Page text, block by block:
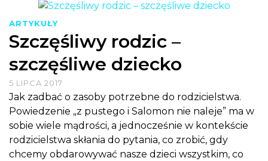
ARTYKUŁY
Szczęśliwy rodzic –
szczęśliwe dziecko
5 LIPCA 2017
Jak zadbać o zasoby potrzebne do rodzicielstwa.
Powiedzenie „z pustego i Salomon nie naleje” ma w
sobie wiele mądrości, a jednocześnie w kontekście
rodzicielstwa skłania do pytania, co zrobić, gdy
chcemy obdarowywać nasze dzieci wszystkim, co